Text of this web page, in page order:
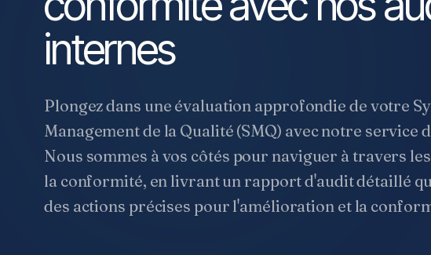
internes
Plongez dans une évaluation approfondie de votre
Management de la Qualité (SMQ) avec notre service
Nous sommes à vos côtés pour naviguer à travers
la conformité, en livrant un rapport d'audit détaillé
des actions précises pour l'amélioration et la